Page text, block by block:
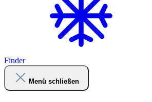
Finder
Menü schließen